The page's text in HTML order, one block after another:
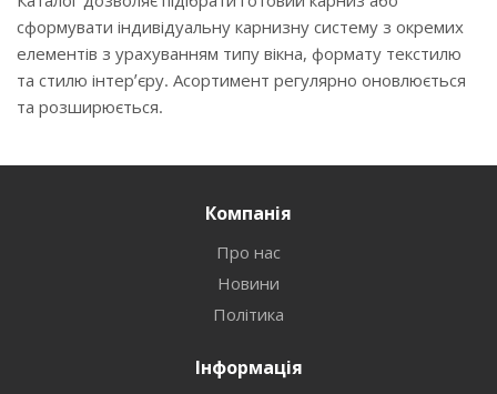
сформувати індивідуальну карнизну систему з окремих
елементів з урахуванням типу вікна, формату текстилю
та стилю інтер’єру. Асортимент регулярно оновлюється
та розширюється.
Компанія
Про нас
Новини
Політика
Інформація